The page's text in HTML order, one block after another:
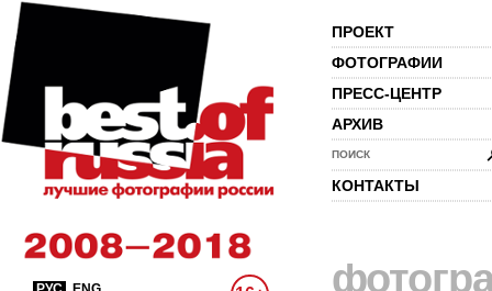
ПРОЕКТ
ФОТОГРАФИИ
ПРЕСС-ЦЕНТР
АРХИВ
ПОИСК
КОНТАКТЫ